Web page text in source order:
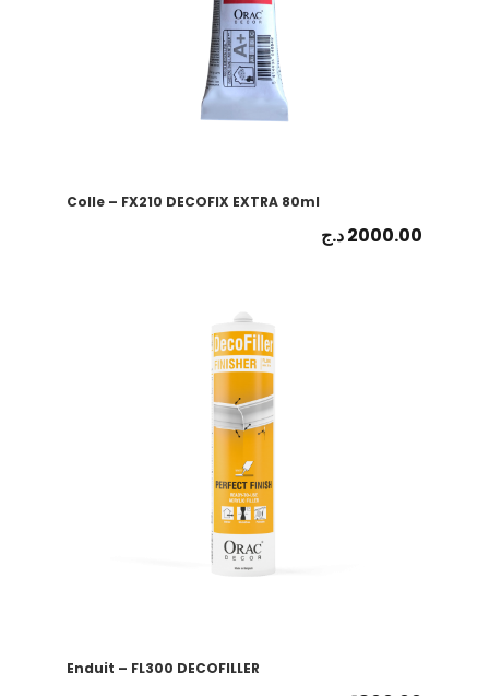
Colle – FX210 DECOFIX EXTRA 80ml
2000.00د.ج
Enduit – FL300 DECOFILLER